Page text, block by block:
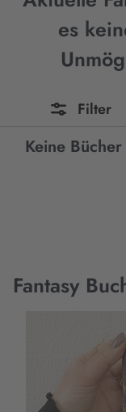
es
Filter
Keine
Fantasy